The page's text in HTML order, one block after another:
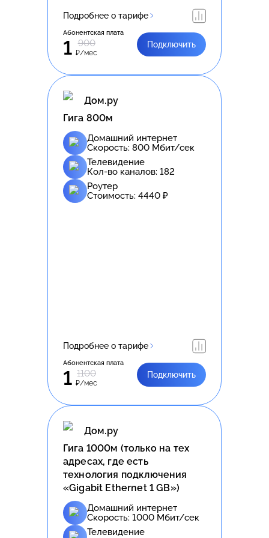
Подробнее о тарифе
Абонентская плата
1 900
₽/мес
Подключить
Дом.ру
Гига 800м
Домашний интернет
Скорость: 800 Мбит/сек
Телевидение
Кол-во каналов: 182
Роутер
Стоимость: 4440 ₽
Подробнее о тарифе
Абонентская плата
1 1100
₽/мес
Подключить
Дом.ру
Гига 1000м (только на тех
адресах, где есть
технология подключения
«Gigabit Ethernet 1 GB»)
Домашний интернет
Скорость: 1000 Мбит/сек
Телевидение